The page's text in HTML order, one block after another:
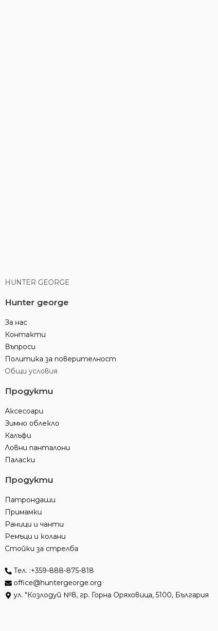
HUNTER GEORGE
Hunter george
За нас
Контакти
Въпроси
Политика за поверителност
Общи условия
Продукти
Аксесоари
Зимно облекло
Калъфи
Ловни панталони
Паласки
Продукти
Патрондаши
Примамки
Раници и чанти
Ремъци и колани
Стойки за стрелба
Тел. :+359-888-875-818
office@huntergeorge.org
ул. "Козлодуй №8, гр. Горна Оряховица, 5100, България